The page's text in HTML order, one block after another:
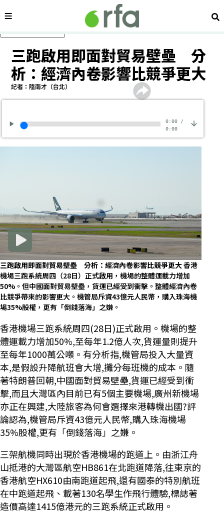
內容分類 搜
三跑啟用即面對貿易壁壘 分
析：經濟內卷影響比競爭更大
記者：陸南才（台北）
0:00/
0:00
三跑啟用即面對貿易壁壘 分析：經濟內卷影響比競爭更大香港
機場三跑系統周四（28日）正式啟用，機場的整體運載力增加
50%。但中國面對貿易壁壘，貨運已經受到衝擊。整體經濟內卷
比競爭帶來的影響更大。機管局斥資43億元人民幣，購入珠海機
場35%股權，更有「倒錢落海」之嫌。
香港機場三跑系統周四(28日)正式啟用。機場的整
體運載力增加50%,至每年1.2億人次,貨運量則提升
至每年1000萬公噸。有分析指,機管局投入大量資
本,是假設升降航班會大增,攤分每班機的成本。隨
著特朗普回朝,中國面對貿易壁壘,貨運已經受到衝
擊,而且大灣區內目前已有5個主要機場,廣州新機場
亦正在興建,大陸旅客為何會選擇來港轉機出國?評
論認為,機管局斥資43億元人民幣,購入珠海機場
35%股權,更有「倒錢落海」之嫌。
三架航機同時出現於香港機場的跑道上。由浙江舟
山抵港的大灣區航空HB861在北跑道降落,往東京的
香港航空HX610由南跑道起飛,還有國泰的特別航班
在中跑道起飛、載著130名學生作飛行體驗,標誌著
造價高達1415億港元的三跑系統正式啟用。